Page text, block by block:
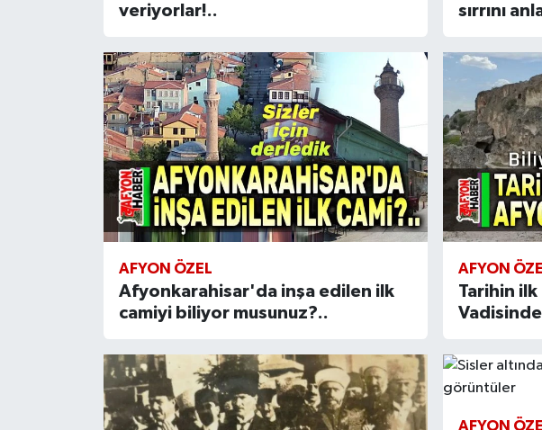
veriyorlar!..
sırrını
AFYON ÖZEL
Afyonkarahisar'da inşa edilen ilk
camiyi biliyor musunuz?..
AFYON
Tarihin
AFYON